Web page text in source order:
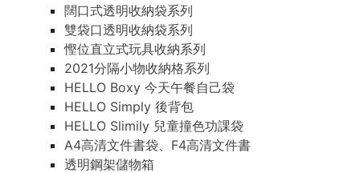
闊口式透明收納袋系列
雙袋口透明收納袋系列
慳位直立式玩具收納系列
2021分隔小物收納格系列
HELLO Boxy 今天午餐自己袋
HELLO Simply 後背包
HELLO Slimily 兒童撞色功課袋
A4高清文件書袋、F4高清文件書
透明鋼架儲物箱